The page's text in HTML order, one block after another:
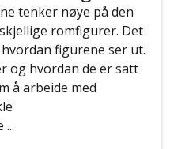
tenker nøye på den
romfigurer. Det
figurene ser ut.
og hvordan de er satt
å arbeide med